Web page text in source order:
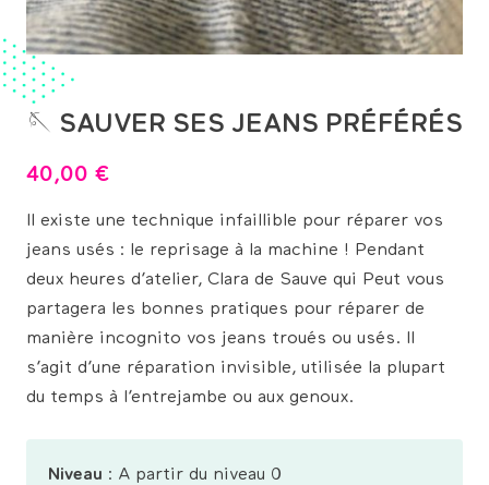
🪡 SAUVER SES JEANS PRÉFÉRÉS
40,00 €
Il existe une technique infaillible pour réparer vos
jeans usés : le reprisage à la machine ! Pendant
deux heures d’atelier, Clara de Sauve qui Peut vous
partagera les bonnes pratiques pour réparer de
manière incognito vos jeans troués ou usés. Il
s’agit d’une réparation invisible, utilisée la plupart
du temps à l’entrejambe ou aux genoux.
Niveau : A partir du niveau 0